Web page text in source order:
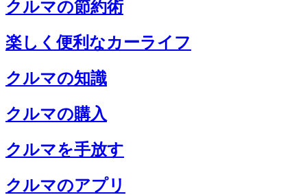
クルマの節約術
楽しく便利なカーライフ
クルマの知識
クルマの購入
クルマを手放す
クルマのアプリ